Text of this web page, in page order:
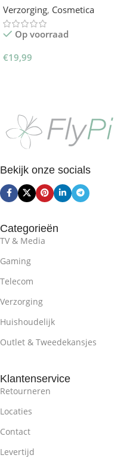
Verzorging, Cosmetica
Op voorraad
€19,99
Bekijk onze socials
Categorieën
TV & Media
Gaming
Telecom
Verzorging
Huishoudelijk
Outlet & Tweedekansjes
Klantenservice
Retourneren
Locaties
Contact
Levertijd